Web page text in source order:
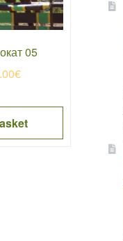
05
€Current
is:
4000.00€.